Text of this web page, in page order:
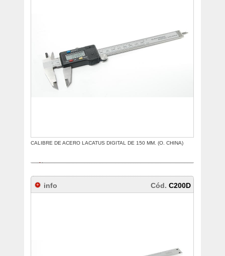
CALIBRE DE ACERO LACATUS DIGITAL DE 150 MM. (O. CHINA)
info Cód.C200D